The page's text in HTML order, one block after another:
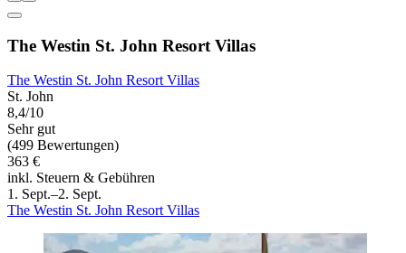
The Westin St. John Resort Villas
The Westin St. John Resort Villas
St. John
8,4/10
Sehr gut
(499 Bewertungen)
363 €
inkl. Steuern & Gebühren
1. Sept.–2. Sept.
The Westin St. John Resort Villas